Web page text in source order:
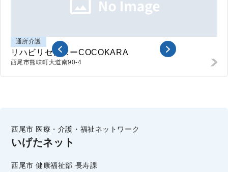
通所介護
リハビリセンターCOCOKARA
西尾市熊味町大道南90-4
西尾市 医療・介護・福祉ネットワーク
いげたネット
西尾市 健康福祉部 長寿課